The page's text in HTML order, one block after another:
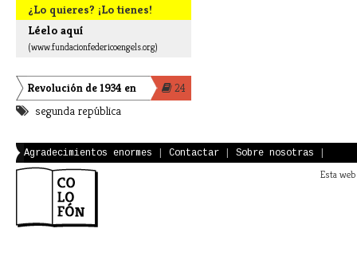
¿Lo quieres? ¡Lo tienes!
Léelo aquí
(www.fundacionfedericoengels.org)
24
Revolución de 1934 en
España
segunda república
Agradecimientos enormes Contactar Sobre nosotras
Esta